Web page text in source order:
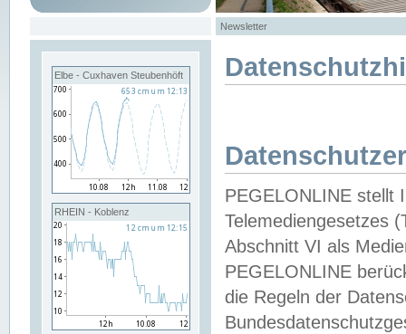
Newsletter
Elbe - Cuxhaven Steubenhöft
RHEIN - Koblenz
PEGELONLINE stellt
Telemediengesetzes
Abschnitt VI als
PEGELONLINE
die Regeln der